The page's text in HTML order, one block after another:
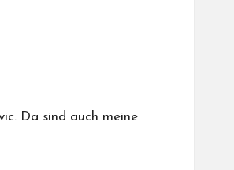
Da sind auch meine